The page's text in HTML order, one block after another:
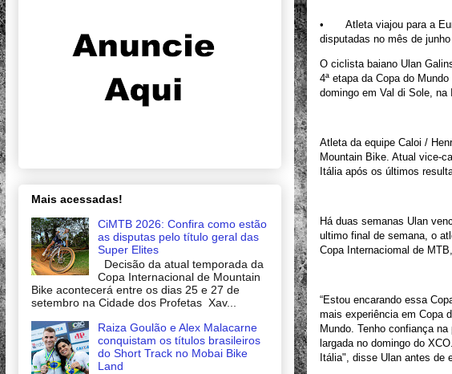
•
Atleta viajou para a
disputadas no mês de junho
O ciclista baiano Ulan
4ª etapa da Copa do
domingo em Val di Sole, na
Atleta da equipe Caloi /
Mountain Bike. Atual vice-
Itália após os últimos
Há duas semanas Ulan
ultimo final de semana, o
Copa Internaciomal de
“Estou encarando essa
mais experiência em Copa
Mundo. Tenho confiança
largada no domingo do
Itália", disse Ulan antes de
Mais acessadas!
CiMTB 2026: Confira como estão
as disputas pelo título geral das
Super Elites
Decisão da atual temporada da
Copa Internacional de Mountain
Bike acontecerá entre os dias 25 e 27 de
setembro na Cidade dos Profetas Xav...
Raiza Goulão e Alex Malacarne
conquistam os títulos brasileiros
do Short Track no Mobai Bike
Land